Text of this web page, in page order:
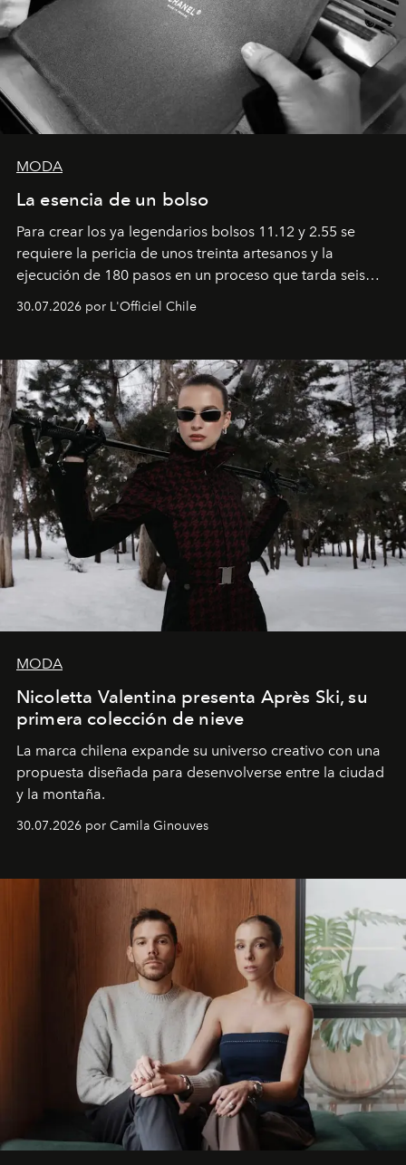
MODA
La esencia de un bolso
Para crear los ya legendarios bolsos 11.12 y 2.55 se
requiere la pericia de unos treinta artesanos y la
ejecución de 180 pasos en un proceso que tarda seis
que se enseña solamente en la escuela de formación de
30.07.2026 por L'Officiel Chile
MODA
Nicoletta Valentina presenta Après Ski, su
primera colección de nieve
La marca chilena expande su universo creativo con una
propuesta diseñada para desenvolverse entre la ciudad
y la montaña.
30.07.2026 por Camila Ginouves